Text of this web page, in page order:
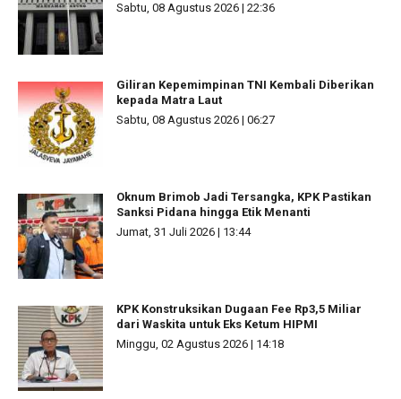
Sabtu, 08 Agustus 2026 | 22:36
Giliran Kepemimpinan TNI Kembali Diberikan
kepada Matra Laut
Sabtu, 08 Agustus 2026 | 06:27
Oknum Brimob Jadi Tersangka, KPK Pastikan
Sanksi Pidana hingga Etik Menanti
Jumat, 31 Juli 2026 | 13:44
KPK Konstruksikan Dugaan Fee Rp3,5 Miliar
dari Waskita untuk Eks Ketum HIPMI
Minggu, 02 Agustus 2026 | 14:18